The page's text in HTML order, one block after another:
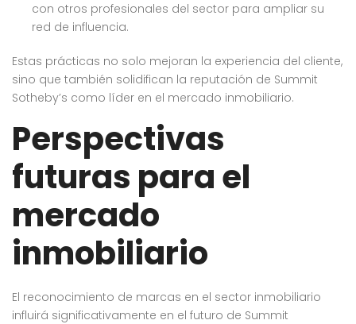
con otros profesionales del sector para ampliar su
red de influencia.
Estas prácticas no solo mejoran la experiencia del cliente,
sino que también solidifican la reputación de Summit
Sotheby’s como líder en el mercado inmobiliario.
Perspectivas
futuras para el
mercado
inmobiliario
El reconocimiento de marcas en el sector inmobiliario
influirá significativamente en el futuro de Summit